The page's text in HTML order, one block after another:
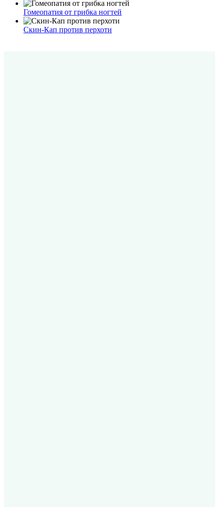
Гомеопатия от грибка ногтей
Скин-Кап против перхоти